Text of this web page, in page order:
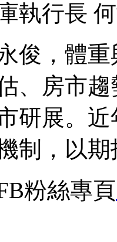
執行長
俊，體
、房市
研展。
制，以
粉絲專頁